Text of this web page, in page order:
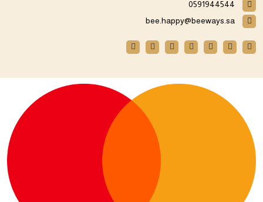
0591944544
bee.happy@beeways.sa